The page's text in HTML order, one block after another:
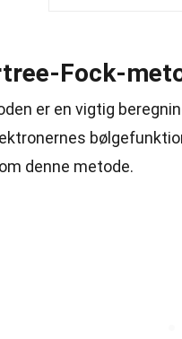
Fock-
er en vigtig
denne metode.